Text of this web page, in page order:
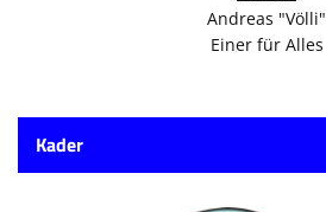
Andreas "Völli"
Einer für Alles
Kader